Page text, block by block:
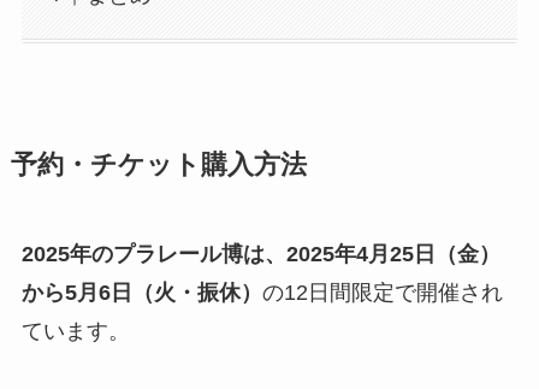
予約・チケット購入方法
2025年のプラレール博は、2025年4月25日（金）
から5月6日（火・振休） の12日間限定で開催され
ています。